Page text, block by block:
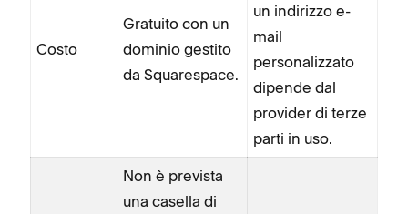
Costo
Gratuito con un
dominio gestito
da Squarespace.
un indirizzo e-
mail
personalizzato
dipende dal
provider di terze
parti in uso.
Non è prevista
una casella di